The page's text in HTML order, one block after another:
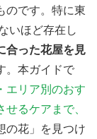
のです。特に東
いほど存在し
合った花屋を見
。本ガイドで
エリア別のおす
るケアまで、
の花」を見つけ